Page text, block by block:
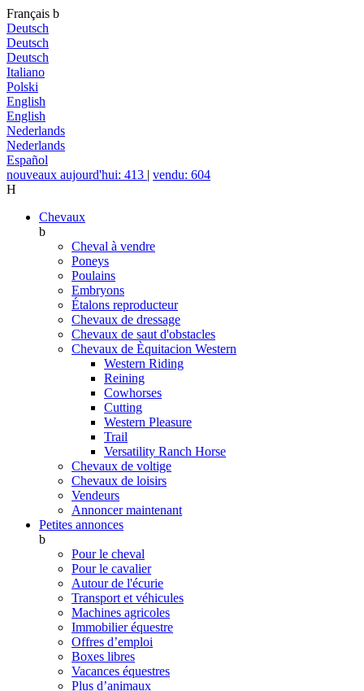
Français b
Deutsch
Deutsch
Deutsch
Italiano
Polski
English
English
Nederlands
Nederlands
Español
nouveaux aujourd'hui: 413 | vendu: 604
H
Chevaux
b
Cheval à vendre
Poneys
Poulains
Embryons
Étalons reproducteur
Chevaux de dressage
Chevaux de saut d'obstacles
Chevaux de Èquitacion Western
Western Riding
Reining
Cowhorses
Cutting
Western Pleasure
Trail
Versatility Ranch Horse
Chevaux de voltige
Chevaux de loisirs
Vendeurs
Annoncer maintenant
Petites annonces
b
Pour le cheval
Pour le cavalier
Autour de l'écurie
Transport et véhicules
Machines agricoles
Immobilier équestre
Offres d’emploi
Boxes libres
Vacances équestres
Plus d’animaux